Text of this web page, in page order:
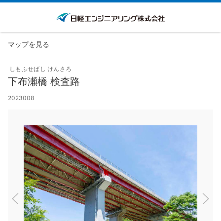
マップを見る
しもふせばし けんさろ
下布瀬橋 検査路
2023008